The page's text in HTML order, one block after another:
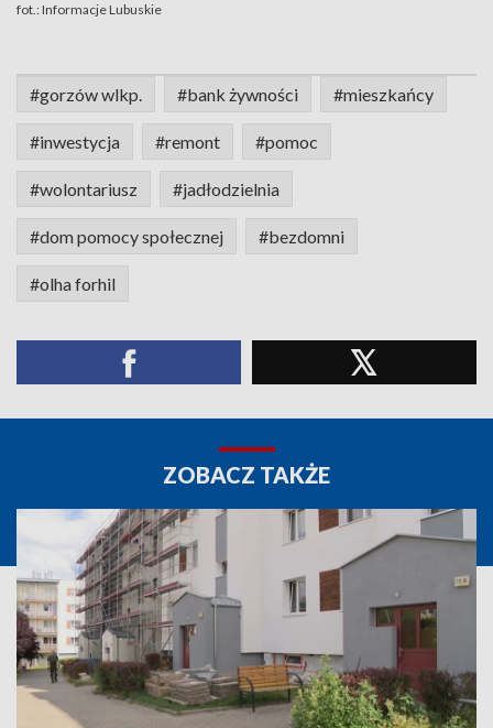
fot.: Informacje Lubuskie
#gorzów wlkp. #bank żywności #mieszkańcy
#inwestycja #remont #pomoc
#wolontariusz #jadłodzielnia
#dom pomocy społecznej #bezdomni
#olha forhil
ZOBACZ TAKŻE